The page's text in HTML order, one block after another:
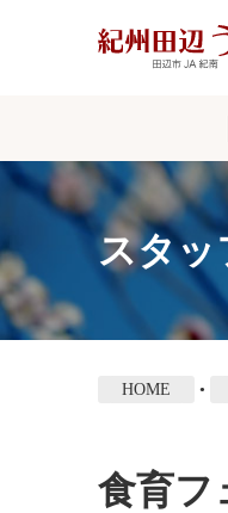
キ
スタッ
HOME •
食育フ